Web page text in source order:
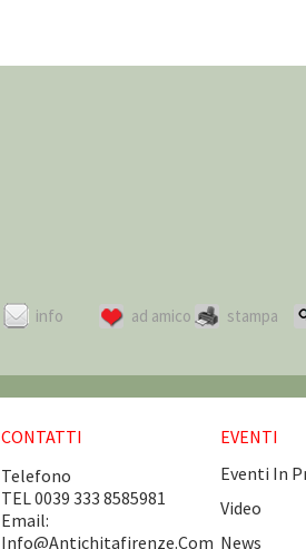
info ad amico stampa
CONTATTI
Telefono
TEL 0039 333 8585981
Email:
Info@antichitafirenze.com
EVENTI
Eventi In
Video
News